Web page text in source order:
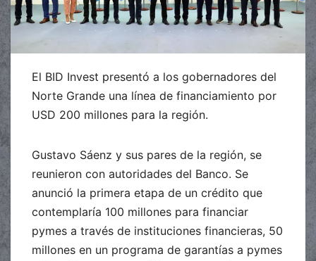
El BID Invest presentó a los gobernadores del
Norte Grande una línea de financiamiento por
USD 200 millones para la región.
Gustavo Sáenz y sus pares de la región, se
reunieron con autoridades del Banco. Se
anunció la primera etapa de un crédito que
contemplaría 100 millones para financiar
pymes a través de instituciones financieras, 50
millones en un programa de garantías a pymes